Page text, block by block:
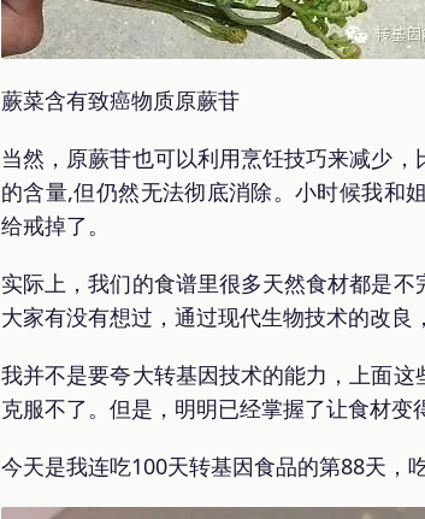
蕨菜含有致癌物质原蕨苷
当然，原蕨苷也可以利用烹饪技巧来减少
的含量,但仍然无法彻底消除。小时候我和
给戒掉了。
实际上，我们的食谱里很多天然食材都是
大家有没有想过，通过现代生物技术的改
我并不是要夸大转基因技术的能力，上面
克服不了。但是，明明已经掌握了让食材变
今天是我连吃100天转基因食品的第88天，